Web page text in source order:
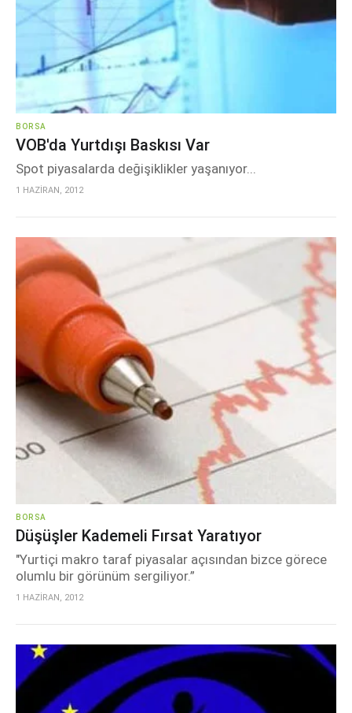
BORSA
VOB'da Yurtdışı Baskısı Var
Spot piyasalarda değişiklikler yaşanıyor...
1 HAZİRAN, 2012
BORSA
Düşüşler Kademeli Fırsat Yaratıyor
"Yurtiçi makro taraf piyasalar açısından bizce görece
olumlu bir görünüm sergiliyor.”
1 HAZİRAN, 2012